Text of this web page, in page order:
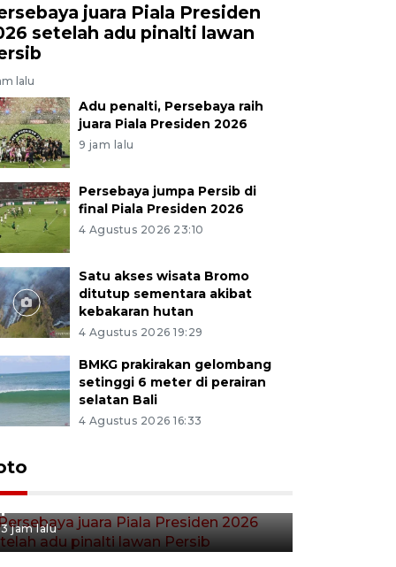
juara Piala Presiden
setelah adu pinalti lawan
lalu
Adu penalti, Persebaya raih
juara Piala Presiden 2026
9 jam lalu
Persebaya jumpa Persib di
final Piala Presiden 2026
4 Agustus 2026 23:10
Satu akses wisata Bromo
ditutup sementara akibat
kebakaran hutan
4 Agustus 2026 19:29
BMKG prakirakan gelombang
setinggi 6 meter di perairan
selatan Bali
4 Agustus 2026 16:33
Persebaya juara Piala
Presiden 2026 setelah adu
3 jam lalu